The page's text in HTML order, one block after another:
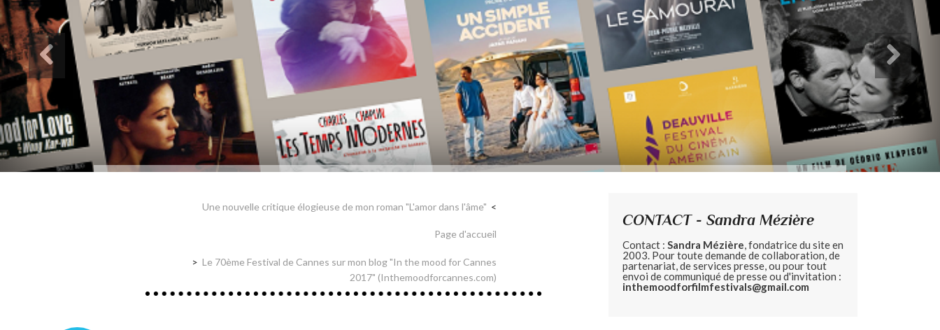
Une nouvelle critique élogieuse de mon roman "L'amor dans l'âme"
Page d'accueil
Le 70ème Festival de Cannes sur mon blog "In the mood for Cannes
2017" (Inthemoodforcannes.com)
CONTACT - Sandra Mézière
Contact : Sandra Mézière, fondatrice du site en
2003. Pour toute demande de collaboration, de
partenariat, de services presse, ou pour tout
envoi de communiqué de presse ou d'invitation :
inthemoodforfilmfestivals@gmail.com